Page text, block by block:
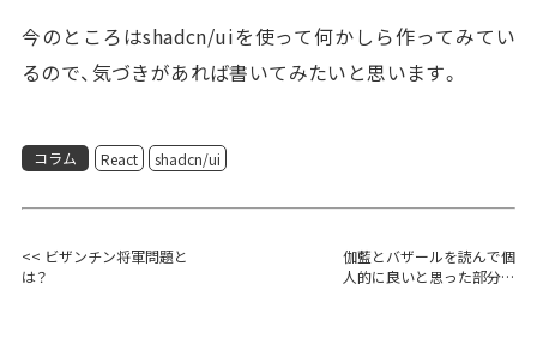
今のところはshadcn/uiを使って何かしら作ってみてい
るので、気づきがあれば書いてみたいと思います。
コラム React shadcn/ui
<< ビザンチン将軍問題と
は？
伽藍とバザールを読んで個
人的に良いと思った部分を